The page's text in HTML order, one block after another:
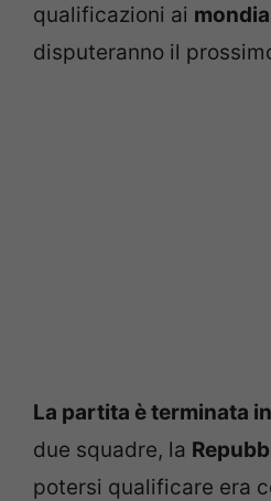
qualificazioni ai
disputeranno il
La partita è terminata
due squadre, la
potersi qualificare era